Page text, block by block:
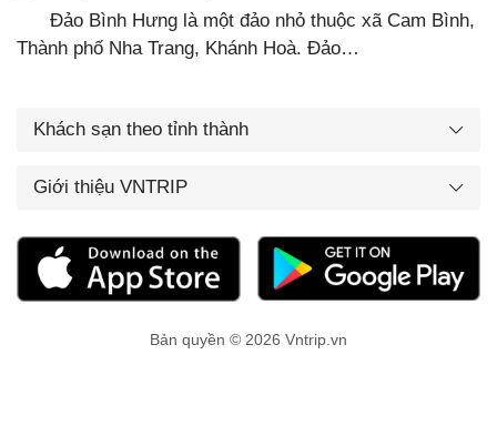
Đảo Bình Hưng là một đảo nhỏ thuộc xã Cam Bình,
Thành phố Nha Trang, Khánh Hoà. Đảo…
Khách sạn theo tỉnh thành
Giới thiệu VNTRIP
Bản quyền © 2026 Vntrip.vn